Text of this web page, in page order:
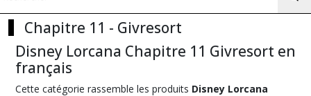
Chapitre 11 - Givresort
Disney Lorcana Chapitre 11 Givresort en
français
Cette catégorie rassemble les produits Disney Lorcana
Afficher
les
résultats